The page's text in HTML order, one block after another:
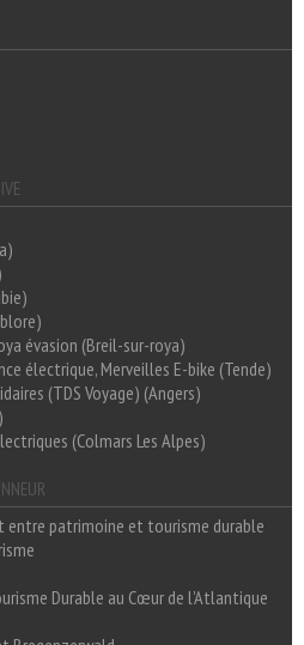
évasion (Breil-sur-roya)
électrique, Merveilles E-bike (Tende)
(TDS Voyage) (Angers)
(Colmars Les Alpes)
entre patrimoine et tourisme durable
Durable au Cœur de l'Atlantique